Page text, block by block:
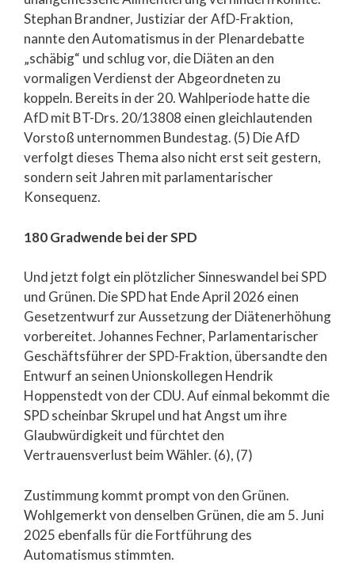
Stephan Brandner, Justiziar der AfD-Fraktion,
nannte den Automatismus in der Plenardebatte
„schäbig“ und schlug vor, die Diäten an den
vormaligen Verdienst der Abgeordneten zu
koppeln. Bereits in der 20. Wahlperiode hatte die
AfD mit BT-Drs. 20/13808 einen gleichlautenden
Vorstoß unternommen Bundestag. (5) Die AfD
verfolgt dieses Thema also nicht erst seit gestern,
sondern seit Jahren mit parlamentarischer
Konsequenz.
180 Gradwende bei der SPD
Und jetzt folgt ein plötzlicher Sinneswandel bei SPD
und Grünen. Die SPD hat Ende April 2026 einen
Gesetzentwurf zur Aussetzung der Diätenerhöhung
vorbereitet. Johannes Fechner, Parlamentarischer
Geschäftsführer der SPD-Fraktion, übersandte den
Entwurf an seinen Unionskollegen Hendrik
Hoppenstedt von der CDU. Auf einmal bekommt die
SPD scheinbar Skrupel und hat Angst um ihre
Glaubwürdigkeit und fürchtet den
Vertrauensverlust beim Wähler. (6), (7)
Zustimmung kommt prompt von den Grünen.
Wohlgemerkt von denselben Grünen, die am 5. Juni
2025 ebenfalls für die Fortführung des
Automatismus stimmten.